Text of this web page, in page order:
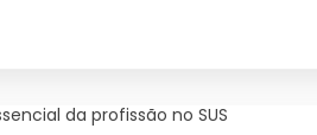
da profissão no SUS